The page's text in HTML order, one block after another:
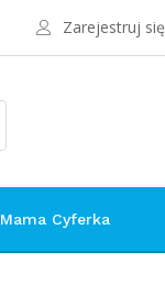
Zarejestruj się
Mama Cyferka